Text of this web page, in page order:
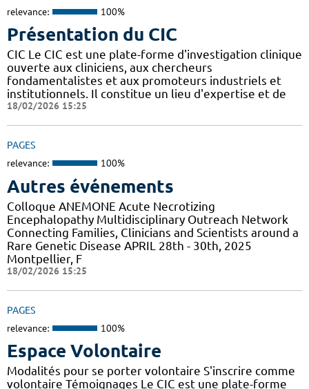
relevance: 100%
Présentation du CIC
CIC Le CIC est une plate-forme d'investigation clinique
ouverte aux cliniciens, aux chercheurs
fondamentalistes et aux promoteurs industriels et
institutionnels. Il constitue un lieu d'expertise et de
18/02/2026 15:25
PAGES
relevance: 100%
Autres événements
Colloque ANEMONE Acute Necrotizing
Encephalopathy Multidisciplinary Outreach Network
Connecting Families, Clinicians and Scientists around a
Rare Genetic Disease APRIL 28th - 30th, 2025
Montpellier, F
18/02/2026 15:25
PAGES
relevance: 100%
Espace Volontaire
Modalités pour se porter volontaire S'inscrire comme
volontaire Témoignages Le CIC est une plate-forme